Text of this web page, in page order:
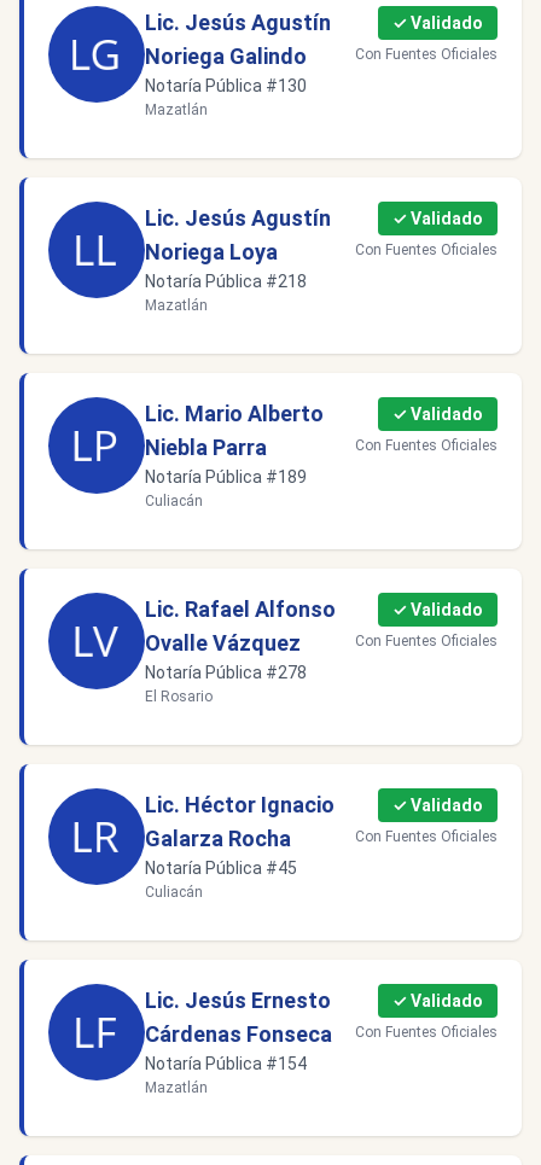
Lic. Jesús Agustín
Noriega Galindo
Notaría Pública #130
Mazatlán
✓ Validado
Con Fuentes Oficiales
Lic. Jesús Agustín
Noriega Loya
Notaría Pública #218
Mazatlán
✓ Validado
Con Fuentes Oficiales
Lic. Mario Alberto
Niebla Parra
Notaría Pública #189
Culiacán
✓ Validado
Con Fuentes Oficiales
Lic. Rafael Alfonso
Ovalle Vázquez
Notaría Pública #278
El Rosario
✓ Validado
Con Fuentes Oficiales
Lic. Héctor Ignacio
Galarza Rocha
Notaría Pública #45
Culiacán
✓ Validado
Con Fuentes Oficiales
Lic. Jesús Ernesto
Cárdenas Fonseca
Notaría Pública #154
Mazatlán
✓ Validado
Con Fuentes Oficiales